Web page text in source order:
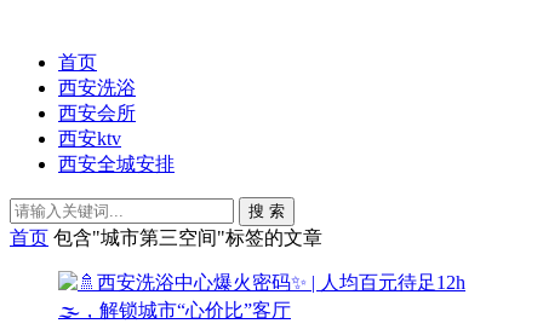
首页
西安洗浴
西安会所
西安ktv
西安全城安排
搜 索
首页 包含"城市第三空间"标签的文章